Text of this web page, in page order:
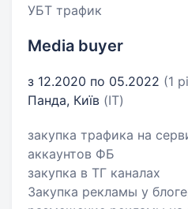
УБТ трафик
Media buyer
з 12.2020 по 05.2022 (1
Панда, Київ (IT)
закупка трафика на
аккаунтов ФБ
закупка в ТГ каналах
Закупка рекламы у